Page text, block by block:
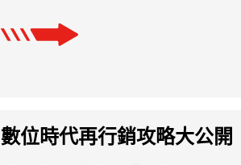
數位時代再行銷攻略大公開